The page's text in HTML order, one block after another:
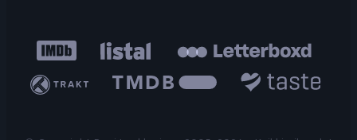
IMDb Listal
Trakt